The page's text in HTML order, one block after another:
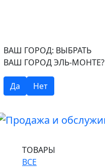
ВАШ ГОРОД: ВЫБРАТЬ
ВАШ ГОРОД ЭЛЬ-МОНТЕ?
Да Нет
ТОВАРЫ
ВСЕ